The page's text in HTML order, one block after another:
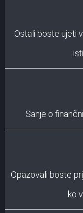
Ostali boste ujeti
Sanje o
Opazovali boste
ko